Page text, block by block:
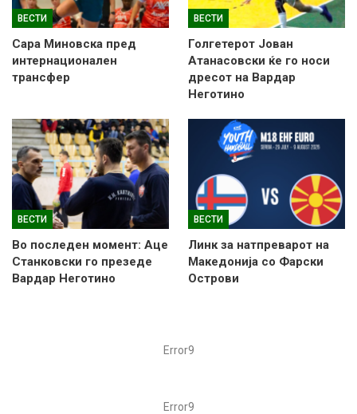
ВЕСТИ
Сара Миновска пред
интернационален
трансфер
ВЕСТИ
Голгетерот Јован
Атанасовски ќе го носи
дресот на Вардар
Неготино
ВЕСТИ
Во последен момент: Аце
Станковски го презеде
Вардар Неготино
ВЕСТИ
Линк за натпреварот на
Македонија со Фарски
Острови
Error9
Error9